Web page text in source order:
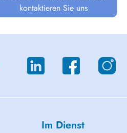
kontaktieren Sie uns
Im Dienst